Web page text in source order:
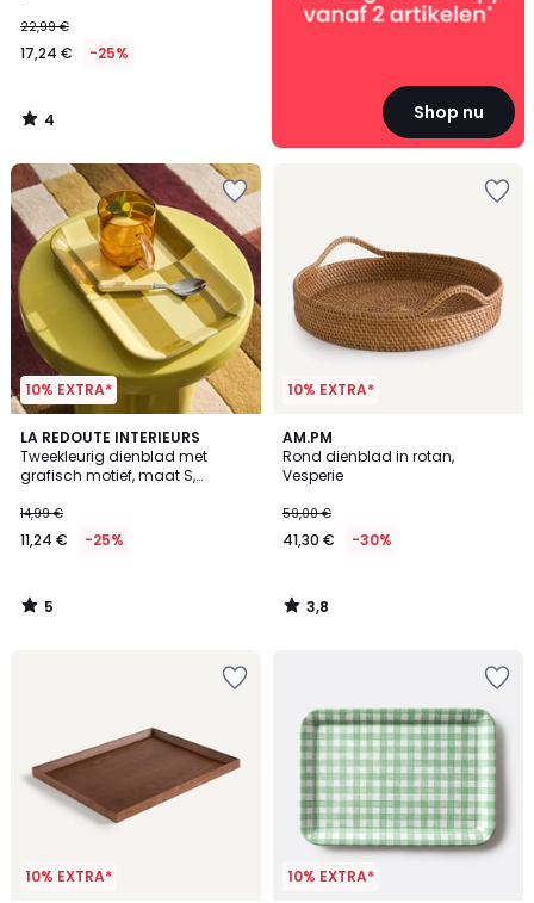
22,99 €
17,24 € -25%
4
/
Shop nu
10% EXTRA*
LA REDOUTE INTERIEURS
Tweekleurig dienblad met
grafisch motief, maat S,
14,99 €
11,24 € -25%
5
/
5
5
/
10% EXTRA*
AM.PM
Rond dienblad in rotan,
Vesperie
59,00 €
41,30 € -30%
3,8
/ 5
3,8
/
10% EXTRA* 10% EXTRA*